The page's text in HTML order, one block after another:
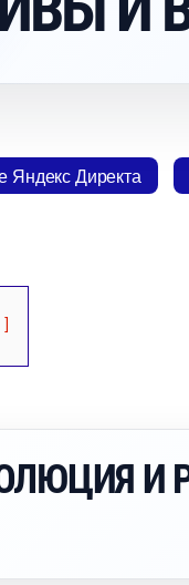
Директа
И